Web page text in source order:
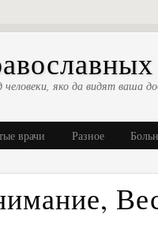
человеки, яко да видят
врачи Разное